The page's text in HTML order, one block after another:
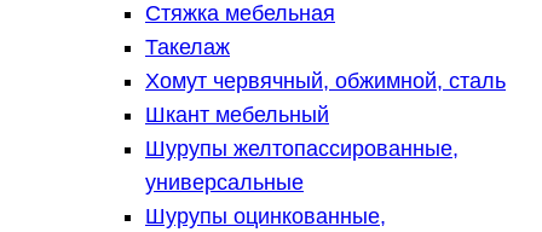
Стяжка мебельная
Такелаж
Хомут червячный, обжимной, сталь
Шкант мебельный
Шурупы желтопассированные,
универсальные
Шурупы оцинкованные,